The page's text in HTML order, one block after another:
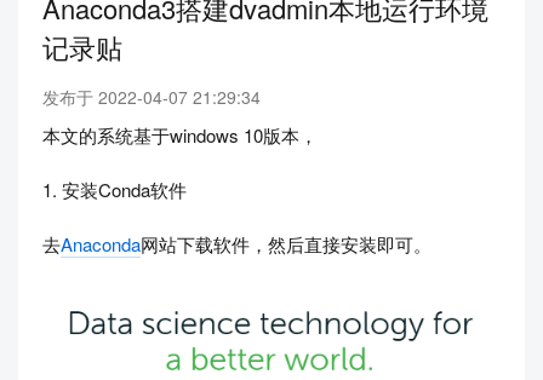
Anaconda3搭建dvadmin本地运行环境
记录贴
发布于 2022-04-07 21:29:34
本文的系统基于windows 10版本，
1. 安装Conda软件
去Anaconda网站下载软件，然后直接安装即可。